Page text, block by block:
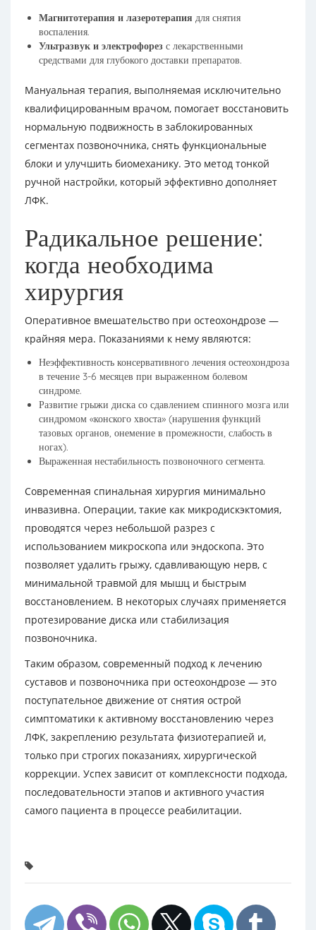
Магнитотерапия и лазеротерапия для снятия
воспаления.
Ультразвук и электрофорез с лекарственными
средствами для глубокого доставки препаратов.
Мануальная терапия, выполняемая исключительно
квалифицированным врачом, помогает восстановить
нормальную подвижность в заблокированных
сегментах позвоночника, снять функциональные
блоки и улучшить биомеханику. Это метод тонкой
ручной настройки, который эффективно дополняет
ЛФК.
Радикальное решение:
когда необходима
хирургия
Оперативное вмешательство при остеохондрозе —
крайняя мера. Показаниями к нему являются:
Неэффективность консервативного лечения остеохондроза
в течение 3-6 месяцев при выраженном болевом
синдроме.
Развитие грыжи диска со сдавлением спинного мозга или
синдромом «конского хвоста» (нарушения функций
тазовых органов, онемение в промежности, слабость в
ногах).
Выраженная нестабильность позвоночного сегмента.
Современная спинальная хирургия минимально
инвазивна. Операции, такие как микродискэктомия,
проводятся через небольшой разрез с
использованием микроскопа или эндоскопа. Это
позволяет удалить грыжу, сдавливающую нерв, с
минимальной травмой для мышц и быстрым
восстановлением. В некоторых случаях применяется
протезирование диска или стабилизация
позвоночника.
Таким образом, современный подход к лечению
суставов и позвоночника при остеохондрозе — это
поступательное движение от снятия острой
симптоматики к активному восстановлению через
ЛФК, закреплению результата физиотерапией и,
только при строгих показаниях, хирургической
коррекции. Успех зависит от комплексности подхода,
последовательности этапов и активного участия
самого пациента в процессе реабилитации.